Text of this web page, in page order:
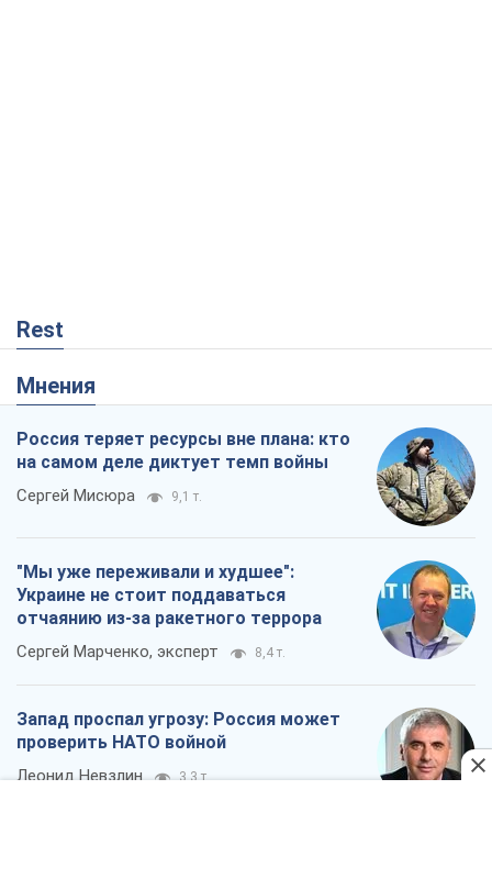
Rest
Мнения
Россия теряет ресурсы вне плана: кто
на самом деле диктует темп войны
Сергей Мисюра 9,1 т.
"Мы уже переживали и худшее":
Украине не стоит поддаваться
отчаянию из-за ракетного террора
Сергей Марченко, эксперт 8,4 т.
Запад проспал угрозу: Россия может
проверить НАТО войной
Леонид Невзлин 3,3 т.